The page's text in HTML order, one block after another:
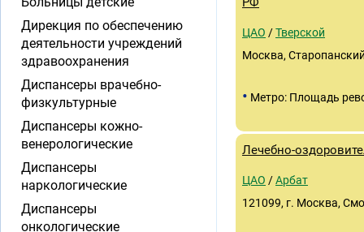
ЦАО /Тверской
Москва,
• Метро: Площадь
Лечебно-
ЦАО /Арбат
121099, г. Москва,
Дирекция по обеспечению
деятельности учреждений
здравоохранения
Диспансеры врачебно-
физкультурные
Диспансеры кожно-
венерологические
Диспансеры
наркологические
Диспансеры
онкологические